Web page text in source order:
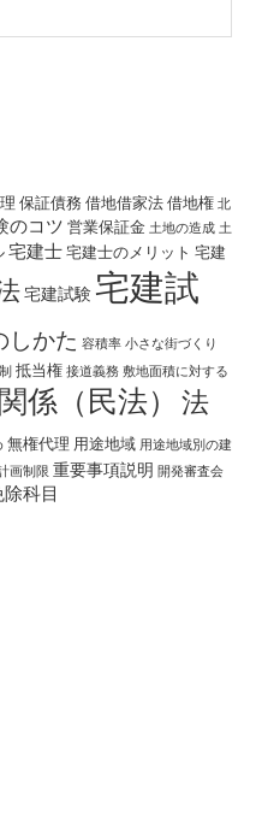
保証債務 借地借家法 借地権 北
のコツ 営業保証金 土地の造成 土
宅建士 宅建士のメリット 宅建
宅建試験 宅建試
しかた 容積率 小さな街づくり
抵当権 接道義務 敷地面積に対する
係（民法）
法
無権代理 用途地域 用途地域別の建
画制限 重要事項説明 開発審査会
除科目